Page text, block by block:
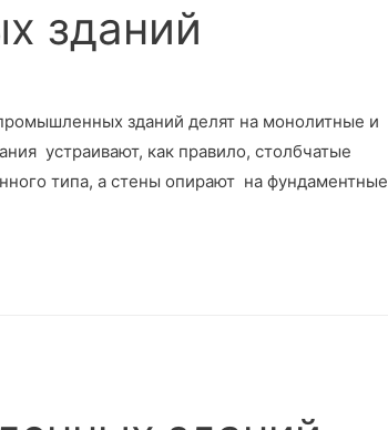
зданий
зданий делят на монолитные и
устраивают, как правило, столбчатые
типа, а стены опирают на фундаментные